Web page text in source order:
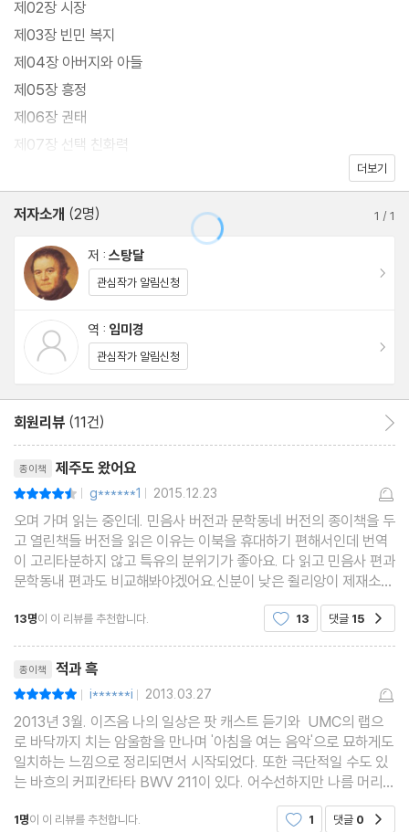
라는 한 개인을 시대의 정치적, 사회적 상황 한가운데 자리 잡게 하
고 이 인물이 밟아 나가는 삶의 도정을 사회 현실과의 관계 속에서
고찰하는 방식으로 당대 사회를 예리하게 파헤쳐 보인다.
제02장 시장
제03장 빈민 복지
제04장 아버지와 아들
제05장 흥정
제06장 권태
제07장 선택 친화력
제10장 마음은 원대하고 신세는 초라하고
제11장 어느 날 저녁
제12장 여행
제14장 영국제 가위
제15장 닭 우는 소리
더보기
저자소개 (2명) 1 /1
저 : 스탕달
관심작가 알림신청
역 : 임미경
관심작가 알림신청
회원리뷰 (11건)
종이책 제주도 왔어요
| g******1 | 2015.12.23
오며 가며 읽는 중인데. 민음사 버전과 문학동네 버전의 종이책을 두
고 열린책들 버전을 읽은 이유는 이북을 휴대하기 편해서인데 번역
이 고리타분하지 않고 특유의 분위기가 좋아요. 다 읽고 민음사 편과
문학동내 편과도 비교해봐야겠어요.신분이 낮은 쥘리앙이 제재소를
하는 집안의 천덕구러기로 얻어터지면서 살다가 마을 성당의 신부
에게서 라틴어를 배워 귀족 시장의 집에 가정교
13명이 이 리뷰를 추천합니다. 13 댓글 15
종이책 적과 흑
| i******i | 2013.03.27
2013년 3월. 이즈음 나의 일상은 팟 캐스트 듣기와 UMC의 랩으
로 바닥까지 치는 암울함을 만나며 '아침을 여는 음악'으로 묘하게도
일치하는 느낌으로 정리되면서 시작되었다. 또한 극단적일 수도 있
는 바흐의 커피칸타타 BWV 211이 있다. 어수선하지만 나름 머리
속에서 정리되는 것들이 마음으로 들어와 수많은 물음표를 던진
다. 이 책을 읽었던 까마득히 지나온 나의 십대 어느 날의
1명이 이 리뷰를 추천합니다. 1 댓글 0